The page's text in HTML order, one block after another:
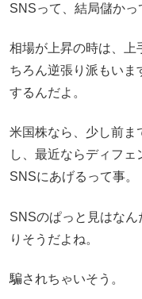
SNSって、結局儲かっ
相場が上昇の時は、上
ちろん逆張り派もい
するんだよ。
米国株なら、少し前ま
し、最近ならディフ
SNSにあげるって事。
SNSのぱっと見はな
りそうだよね。
騙されちゃいそう。